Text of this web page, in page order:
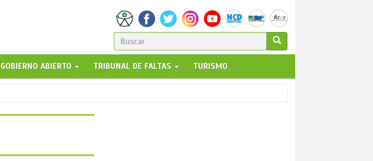
FORMULARIO
DE
BÚSQUEDA
GO!
GOBIERNO ABIERTO TRIBUNAL DE FALTAS TURISMO